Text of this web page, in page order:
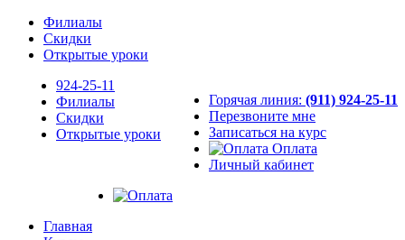
Филиалы
Скидки
Открытые уроки
Горячая линия: (911) 924-25-11
Перезвоните мне
Записаться на курс
Оплата
Личный кабинет
924-25-11
Филиалы
Скидки
Открытые уроки
Главная